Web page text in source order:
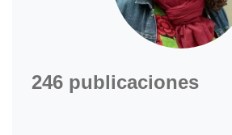
246 publicaciones